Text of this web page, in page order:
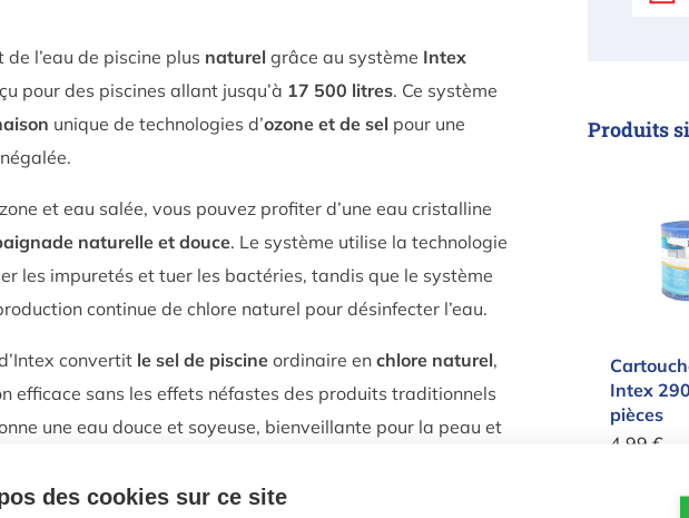
l’eau de piscine plus naturel grâce au système Intex
pour des piscines allant jusqu’à 17 500 litres. Ce système
unique de technologies d’ozone et de sel pour une
et eau salée, vous pouvez profiter d’une eau cristalline
naturelle et douce. Le système utilise la technologie
les impuretés et tuer les bactéries, tandis que le système
continue de chlore naturel pour désinfecter l’eau.
convertit le sel de piscine ordinaire en chlore naturel,
efficace sans les effets néfastes des produits traditionnels
une eau douce et soyeuse, bienveillante pour la peau et
désagréables du chlore, tels que l’irritation et
Produits
Intex
pièces
4,99 €
pour
des cookies sur ce site